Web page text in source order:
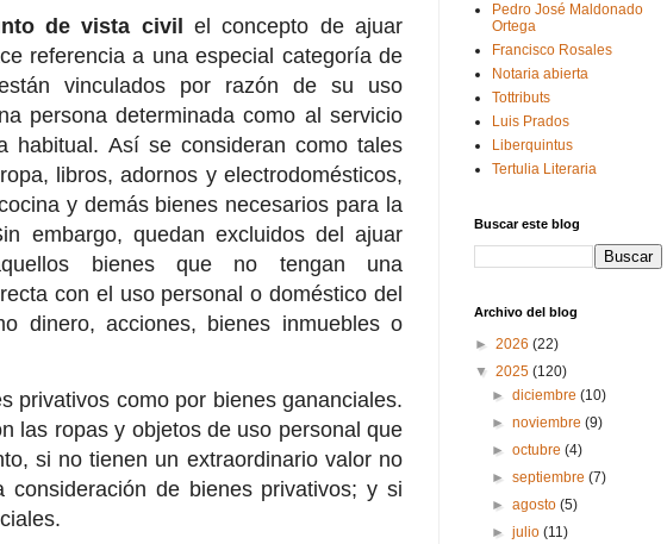
de vista civil
el concepto de ajuar
referencia a una especial categoría de
vinculados por razón de su uso
persona determinada como al servicio
habitual. Así se consideran como tales
libros, adornos y electrodomésticos,
y demás bienes necesarios para la
embargo, quedan excluidos del ajuar
bienes que no tengan una
con el uso personal o doméstico del
dinero, acciones, bienes inmuebles o
privativos como por bienes gananciales.
las ropas y objetos de uso personal que
si no tienen un extraordinario valor no
de bienes privativos; y si
Pedro José Maldonado
Ortega
Francisco Rosales
Notaria abierta
Tottributs
Luis Prados
Liberquintus
Tertulia Literaria
Buscar este blog
Archivo del blog
► 2026 (22)
▼ 2025 (120)
►diciembre(10)
►noviembre(9)
►octubre(4)
►septiembre(7)
►agosto(5)
►julio(11)